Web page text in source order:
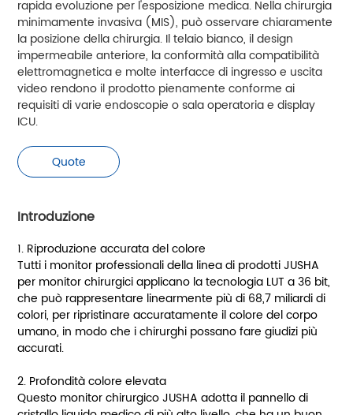
rapida evoluzione per l'esposizione medica. Nella chirurgia
minimamente invasiva (MIS), può osservare chiaramente
la posizione della chirurgia. Il telaio bianco, il design
impermeabile anteriore, la conformità alla compatibilità
elettromagnetica e molte interfacce di ingresso e uscita
video rendono il prodotto pienamente conforme ai
requisiti di varie endoscopie o sala operatoria e display
ICU.
Quote
Introduzione
1. Riproduzione accurata del colore
Tutti i monitor professionali della linea di prodotti JUSHA
per monitor chirurgici applicano la tecnologia LUT a 36 bit,
che può rappresentare linearmente più di 68,7 miliardi di
colori, per ripristinare accuratamente il colore del corpo
umano, in modo che i chirurghi possano fare giudizi più
accurati.
2. Profondità colore elevata
Questo monitor chirurgico JUSHA adotta il pannello di